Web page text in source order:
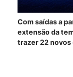
Com saídas a
extensão da
trazer 22